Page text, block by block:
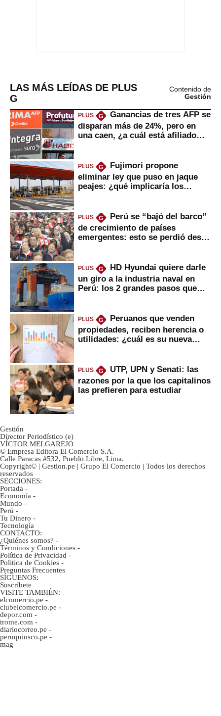
LAS MÁS LEÍDAS DE PLUS
G
Contenido de
Gestión
PLUS G
Ganancias de tres AFP se
disparan más de 24%, pero en
una caen, ¿a cuál está afiliado
PLUS G
Fujimori propone
eliminar ley que puso en jaque
peajes: ¿qué implicaría los
PLUS G
Perú se “bajó del barco”
de crecimiento de países
emergentes: esto se perdió desde
PLUS G
HD Hyundai quiere darle
un giro a la industria naval en
Perú: los 2 grandes pasos que
PLUS G
Peruanos que venden
propiedades, reciben herencia o
utilidades: ¿cuál es su nueva
PLUS G
UTP, UPN y Senati: las
razones por la que los capitalinos
las prefieren para estudiar
Gestión
Director Periodístico (e)
VÍCTOR MELGAREJO
© Empresa Editora El Comercio S.A.
Calle Paracas #532, Pueblo Libre, Lima.
Copyright© | Gestion.pe | Grupo El Comercio | Todos los derechos
reservados
SECCIONES:
Portada -
Economía -
Mundo -
Perú -
Tu Dinero -
Tecnología
CONTACTO:
¿Quiénes somos? -
Términos y Condiciones -
Política de Privacidad -
Politica de Cookies -
Preguntas Frecuentes
SÍGUENOS:
Suscríbete
VISITE TAMBIÉN:
elcomercio.pe -
clubelcomercio.pe -
depor.com -
trome.com -
diariocorreo.pe -
peruquiosco.pe -
mag